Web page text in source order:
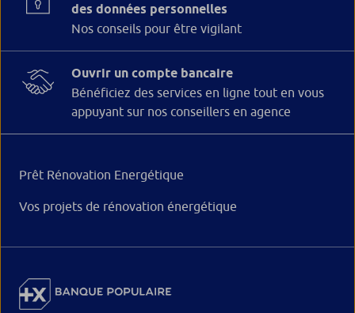
des données personnelles
Nos conseils pour être vigilant
Ouvrir un compte bancaire
Bénéficiez des services en ligne tout en vous
appuyant sur nos conseillers en agence
Prêt Rénovation Energétique
Vos projets de rénovation énergétique